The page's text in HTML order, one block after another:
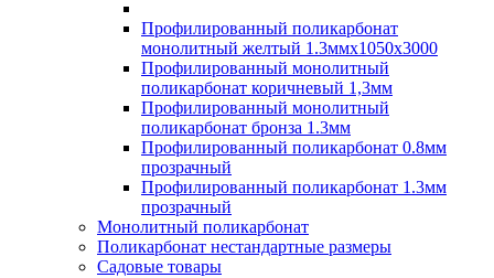
Профилированный поликарбонат
монолитный желтый 1.3ммх1050х3000
Профилированный монолитный
поликарбонат коричневый 1,3мм
Профилированный монолитный
поликарбонат бронза 1.3мм
Профилированный поликарбонат 0.8мм
прозрачный
Профилированный поликарбонат 1.3мм
прозрачный
Монолитный поликарбонат
Поликарбонат нестандартные размеры
Садовые товары